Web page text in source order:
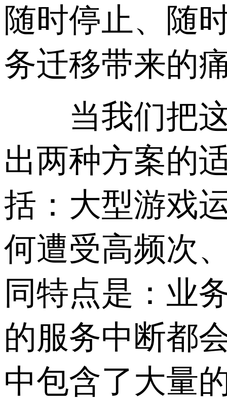
随时停止、随
务迁移带来的
当我们把这
出两种方案的
括：大型游戏
何遭受高频次
同特点是：业
的服务中断都
中包含了大量